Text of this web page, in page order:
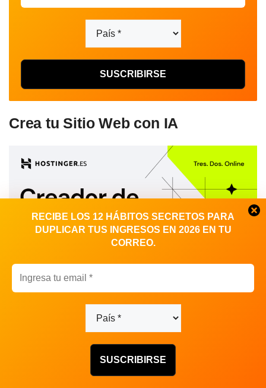
RECIBE LOS 12 HÁBITOS SECRETOS PARA
DUPLICAR TUS INGRESOS EN 2026 EN TU
CORREO.
Crea tu Sitio Web con IA